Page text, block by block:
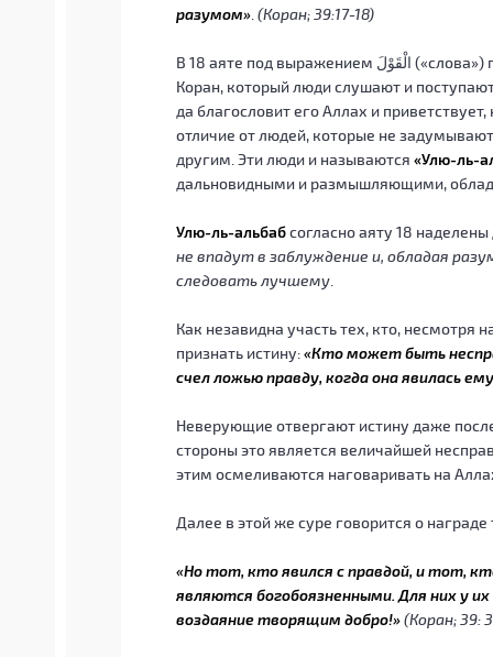
разумом» (Коран; 39:17-18)
В 18 аяте под выражением الْقَوْلَ («слова») подразумевается речь Аллаха, то есть Священный
Коран, который люди слушают и
да благословит его Аллах и
отличие от людей, которые не
другим. Эти люди и называются «Улю-ль-
дальновидными и размышляющими,
Улю-ль-альбабсогласно аяту 18
не впадут в заблуждение и, обладая
следовать лучшему
Как незавидна участь тех, кто, несмотря
признать истину:«Кто может быть
счел ложью правду, когда она явилась
Неверующие отвергают истину даже
стороны это является величайшей
этим осмеливаются наговаривать на
Далее в этой же суре говорится о
«Но тот, кто явился с правдой, и тот,
являются богобоязненными. Для них у
воздаяние творящим добро!»(Коран; 39: